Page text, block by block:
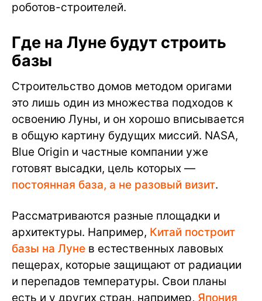
роботов-строителей.
Где на Луне будут строить
базы
Строительство домов методом оригами
это лишь один из множества подходов к
освоению Луны, и он хорошо вписывается
в общую картину будущих миссий. NASA,
Blue Origin и частные компании уже
готовят высадки, цель которых —
постоянная база, а не разовый визит.
Рассматриваются разные площадки и
архитектуры. Например, Китай построит
базы на Луне в естественных лавовых
пещерах, которые защищают от радиации
и перепадов температуры. Свои планы
есть и у других стран, например, Япония